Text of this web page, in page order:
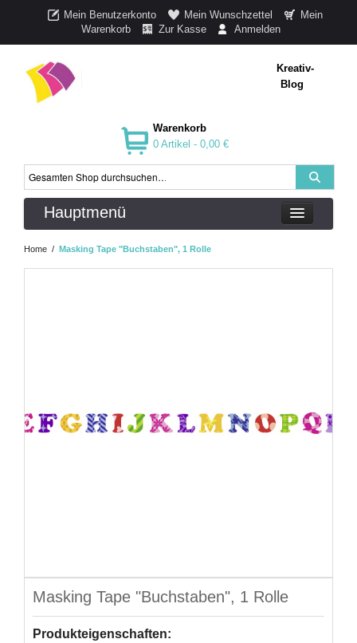
Mein Benutzerkonto Mein Wunschzettel
Mein
Warenkorb
Zur Kasse Anmelden
Kreativ-
Blog
Warenkorb
0 Artikel - 0,00 €
Hauptmenü
Home / Masking Tape "Buchstaben", 1 Rolle
Masking Tape "Buchstaben", 1 Rolle
Produkteigenschaften: